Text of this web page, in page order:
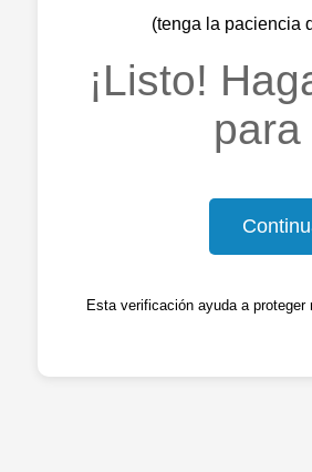
(tenga la paciencia
¡Listo!
Esta verificación ayuda a